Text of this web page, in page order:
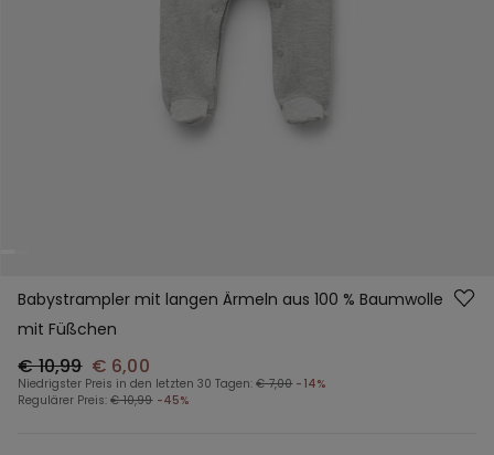
Babystrampler mit langen Ärmeln aus 100 % Baumwolle
mit Füßchen
€ 10,99 € 6,00
Niedrigster Preis in den letzten 30 Tagen:€ 7,00 -14%
Regulärer Preis:€ 10,99 -45%